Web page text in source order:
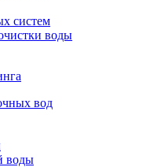
систем
воды
вод
воды